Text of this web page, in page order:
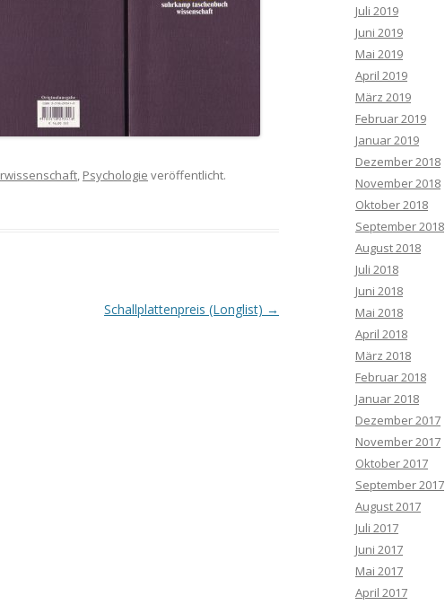
, Psychologie veröffentlicht.
Schallplattenpreis (Longlist) →
Juli 2019
Juni 2019
Mai 2019
April 2019
März 2019
Februar 2019
Januar 2019
Dezember 2018
November 2018
Oktober 2018
September 2018
August 2018
Juli 2018
Juni 2018
Mai 2018
April 2018
März 2018
Februar 2018
Januar 2018
Dezember 2017
November 2017
Oktober 2017
September 2017
August 2017
Juli 2017
Juni 2017
Mai 2017
April 2017